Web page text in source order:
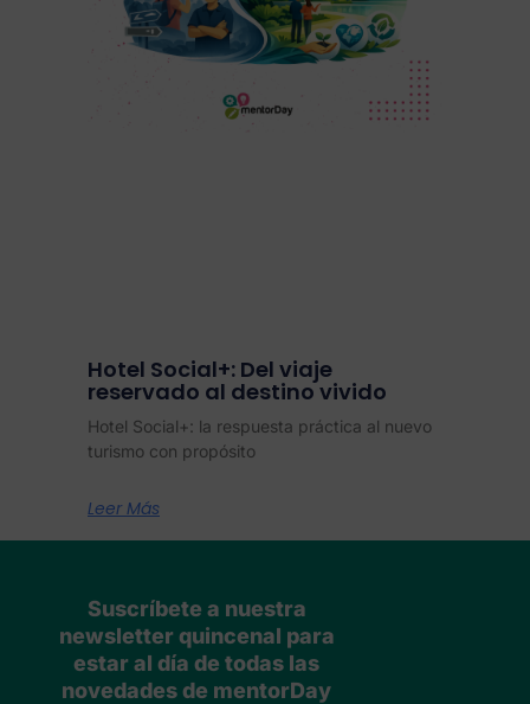
Hotel Social+: Del viaje
reservado al destino vivido
Hotel Social+: la respuesta práctica al nuevo
turismo con propósito
Leer Más
Suscríbete a nuestra
newsletter quincenal para
estar al día de todas las
novedades de mentorDay